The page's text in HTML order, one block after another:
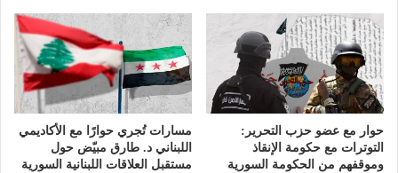
حوار مع عضو حزب التحرير:
التوترات مع حكومة الإنقاذ
وموقفهم من الحكومة السورية
مسارات تُجري حوارًا مع الأكاديمي
اللبناني د. طارق مبيّض حول
مستقبل العلاقات اللبنانية السورية